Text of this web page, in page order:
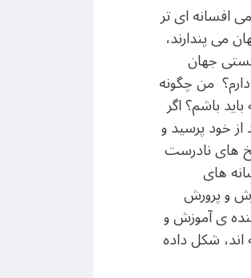
افسانه ای تر
می پندارند،
جهان
من چگونه
باشم؟ اگر
خود پرسید و
های نادرست
های
و پرورش
ی آموزش و
شکل داده